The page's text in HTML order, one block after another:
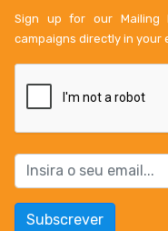
Sign up for our Mailing
campaigns directly in your
Subscrever